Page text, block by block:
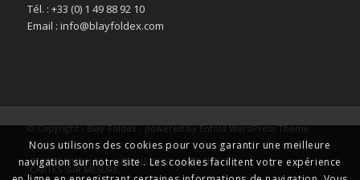
Tél. : +33 (0) 1 49 88 92 10
Email : info@blayfoldex.com
© Copyright -Blay-Foldex-powered by Enfold WordPress Theme
CARTES MURALES PLANS DE VILLE POCHE
CARTES SUR MESURE
Nous utilisons des cookies pour vous garantir une meilleure
navigation sur notre site . Les cookies facilitent votre expérience